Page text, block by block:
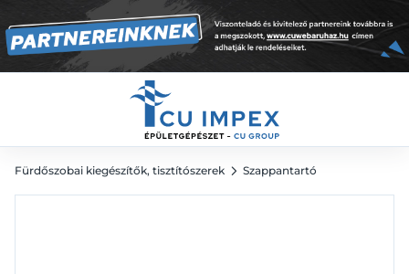
Fürdőszobai kiegészítők, tisztítószerek Szappantartó
16 893 Ft